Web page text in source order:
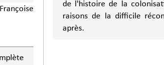
de l'histoire de la
raisons de la difficile
après.